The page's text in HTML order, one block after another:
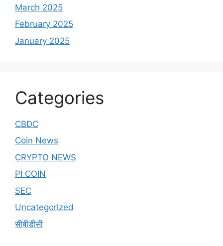
March 2025
February 2025
January 2025
Categories
CBDC
Coin News
CRYPTO NEWS
PI COIN
SEC
Uncategorized
सीबीडीसी